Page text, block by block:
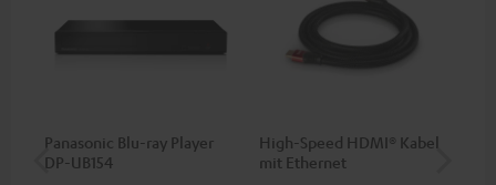
Panasonic Blu-ray Player
DP-UB154
High-Speed HDMI® Kabel
mit Ethernet